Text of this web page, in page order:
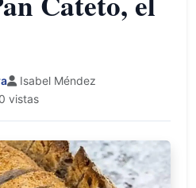
Isabel Méndez
vistas